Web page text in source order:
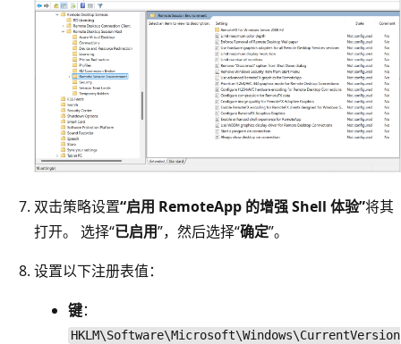
双击策略设置“启用 RemoteApp 的增强 Shell 体验”将其
打开。 选择“已启用”，然后选择“确定”。
设置以下注册表值：
键：
HKLM\Software\Microsoft\Windows\CurrentVersion